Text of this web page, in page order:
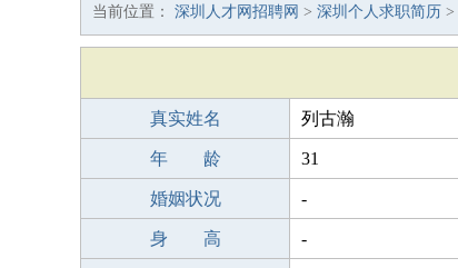
当前位置： 深圳人才网招聘网 > 深圳个人求职简历 >
真实姓名 列古瀚
年 龄 31
婚姻状况 -
身 高 -